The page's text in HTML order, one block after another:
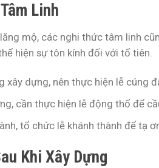
Linh
mộ, các nghi thức tâm linh
hiện sự tôn kính đối với tổ tiên.
xây dựng, nên thực hiện lễ cúng
cần thực hiện lễ động thổ để
tổ chức lễ khánh thành để tạ
Khi Xây Dựng